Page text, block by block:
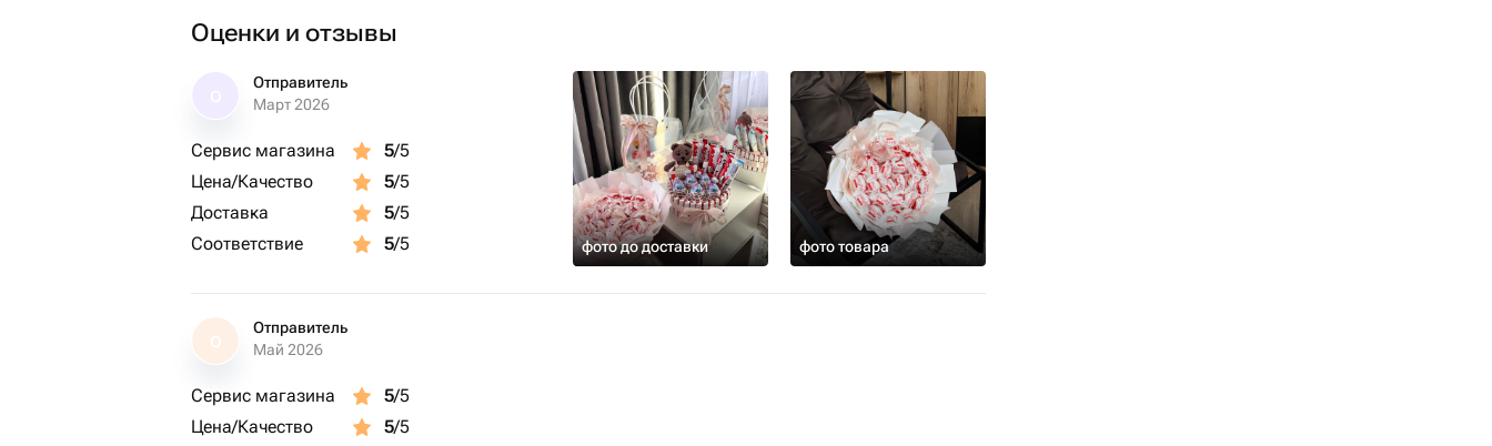
Оценки и отзывы
Отправитель
Март 2026
Сервис магазина 5/5
Цена/Качество
5/5
Доставка
5/5
Соответствие
5/5 фото до доставки фото товара
О
Отправитель
Май 2026
Сервис магазина 5/5
Цена/Качество
5/5